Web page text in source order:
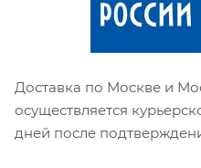
Доставка по Москве и
осуществляется
дней после